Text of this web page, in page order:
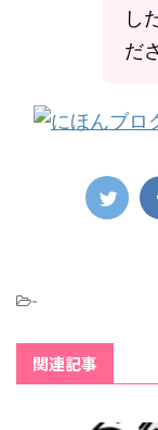
し
だ
-
関連記事